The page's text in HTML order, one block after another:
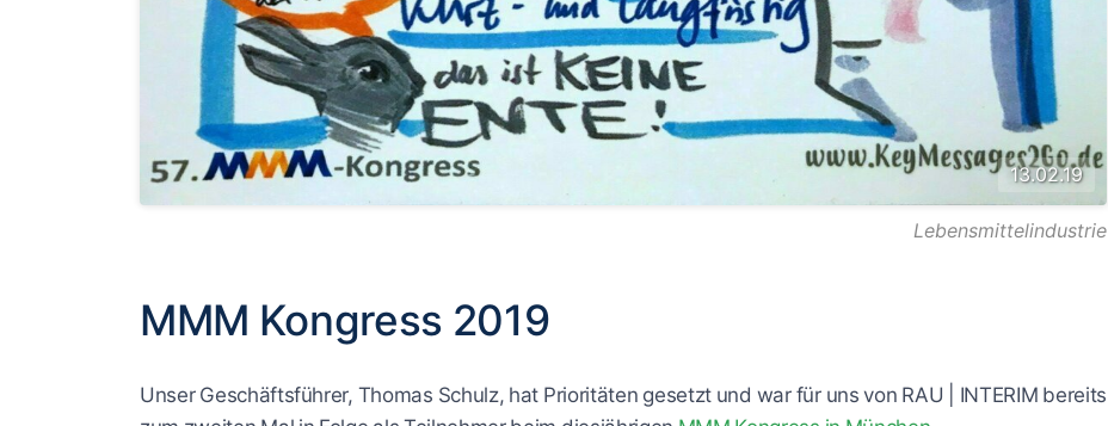
13.02.19
Lebensmittelindustrie
MMM Kongress 2019
Unser Geschäftsführer, Thomas Schulz, hat Prioritäten gesetzt und war für uns von RAU | INTERIM bereits